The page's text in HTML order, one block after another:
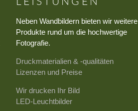
Neben Wandbildern bieten wir weitere
Produkte rund um die hochwertige
Fotografie.
Druckmaterialien & -qualitäten
Lizenzen und Preise
Wir drucken Ihr Bild
LED-Leuchtbilder